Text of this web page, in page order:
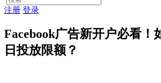
注册 登录
Facebook广告新开户必看！
日投放限额？